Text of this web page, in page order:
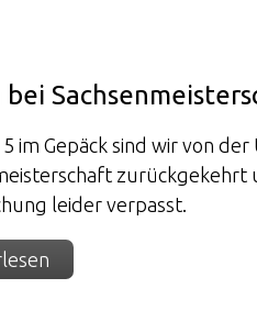
im Gepäck sind wir von der
zurückgekehrt
leider verpasst.